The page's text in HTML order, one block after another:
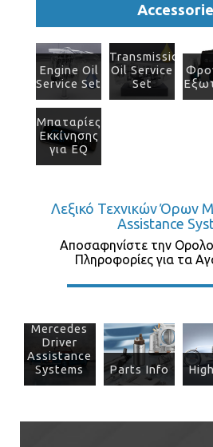
Engine Oil
Service Set
Transmission
Oil Service
Set
Μπαταρίες
Εκκίνησης
για EQ
Λεξικό Τεχνικών Όρων
Assistance
Αποσαφηνίστε την
Πληροφορίες για τα
Mercedes
Driver
Assistance
Systems
Parts Info